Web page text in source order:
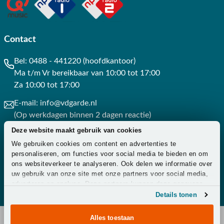
Deze website maakt gebruik van cookies
We gebruiken cookies om content en advertenties te
personaliseren, om functies voor social media te bieden en om
ons websiteverkeer te analyseren. Ook delen we informatie over
uw gebruik van onze site met onze partners voor social media,
adverteren en analyse. Deze partners kunnen deze gegevens
combineren met andere informatie die u aan ze heeft verstrekt
of die ze hebben verzameld op basis van uw gebruik van hun
Details tonen
Alles toestaan
Contact
Bel: 0488 - 441220 (hoofdkantoor)
Ma t/m Vr bereikbaar van 10:00 tot 17:00
Za 10:00 tot 17:00
E-mail: info@vdgarde.nl
(Op werkdagen binnen 2 dagen reactie)
Whatsapp: 0488441220
(Op werkdagen binnen 3 uur reactie)
Contact